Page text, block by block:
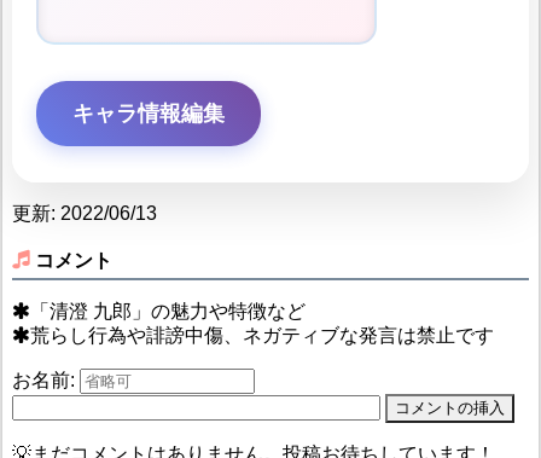
キャラ情報編集
更新: 2022/06/13
コメント
「清澄 九郎」の魅力や特徴など
荒らし行為や誹謗中傷、ネガティブな発言は禁止です
お名前:
💡まだコメントはありません。投稿お待ちしています！